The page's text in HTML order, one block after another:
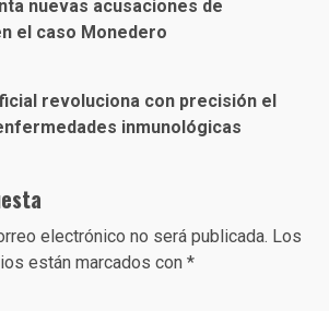
nuevas acusaciones de
el caso Monedero
revoluciona con precisión el
inmunológicas
electrónico no será publicada. Los
están marcados con *